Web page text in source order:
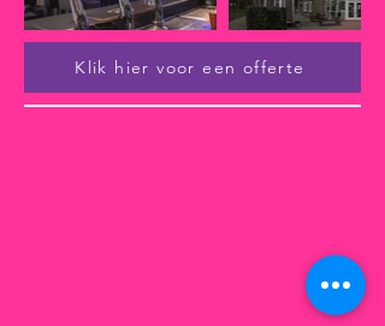
Klik hier voor een offerte